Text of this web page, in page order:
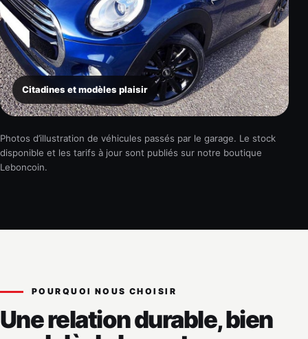
Citadines et modèles plaisir
Photos d’illustration de véhicules passés par le garage. Le stock
disponible et les tarifs à jour sont publiés sur notre boutique
Leboncoin.
POURQUOI NOUS CHOISIR
Une relation durable, bien